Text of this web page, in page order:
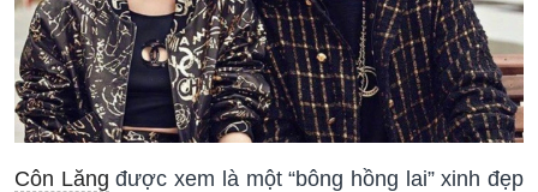
Côn Lăng được xem là một “bông hồng lai” xinh đẹp